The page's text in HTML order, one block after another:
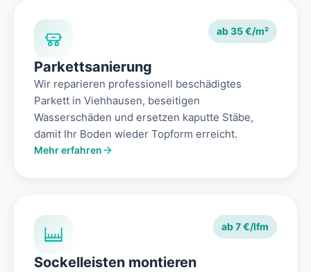
ab 35 €/m²
Parkettsanierung
Wir reparieren professionell beschädigtes
Parkett in Viehhausen, beseitigen
Wasserschäden und ersetzen kaputte Stäbe,
damit Ihr Boden wieder Topform erreicht.
Mehr erfahren
ab 7 €/lfm
Sockelleisten montieren